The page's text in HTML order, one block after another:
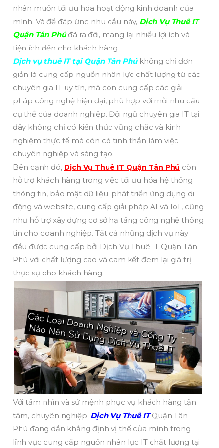
nhân muốn tối ưu hóa hoạt động kinh doanh của
mình. Và để đáp ứng nhu cầu này, Dịch Vụ Thuê IT
Quận Tân Phúđã ra đời, mang lại nhiều lợi ích và
tiện ích đến cho khách hàng.
Dịch vụ thuê IT tại Quận Tân Phúkhông chỉ đơn
giản là cung cấp nguồn nhân lực chất lượng từ các
chuyên gia IT uy tín, mà còn cung cấp các giải
pháp công nghệ hiện đại, phù hợp với mỗi nhu cầu
cụ thể của doanh nghiệp. Đội ngũ chuyên gia IT tại
đây không chỉ có kiến thức vững chắc và kinh
nghiệm thực tế mà còn có tinh thần làm việc
chuyên nghiệp và sáng tạo.
Bên cạnh đó, Dịch Vụ Thuê IT Quận Tân Phú còn
hỗ trợ khách hàng trong việc tối ưu hóa hệ thống
thông tin, bảo mật dữ liệu, phát triển ứng dụng di
động và website, cung cấp giải pháp AI và IoT, cũng
như hỗ trợ xây dựng cơ sở hạ tầng công nghệ thông
tin cho doanh nghiệp. Tất cả những dịch vụ này
đều được cung cấp bởi Dịch Vụ Thuê IT Quận Tân
Phú với chất lượng cao và cam kết đem lại giá trị
thực sự cho khách hàng.
Với tầm nhìn và sứ mệnh phục vụ khách hàng tận
tâm, chuyên nghiệp, Dịch Vụ Thuê ITQuận Tân
Phú đang dần khẳng định vị thế của mình trong
lĩnh vực cung cấp nguồn nhân lực IT chất lượng tại